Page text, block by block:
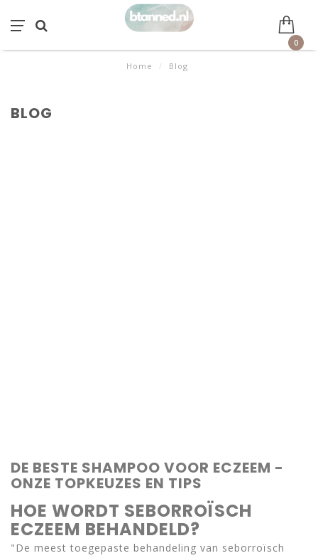
0
Home / Blog
BLOG
DE BESTE SHAMPOO VOOR ECZEEM -
ONZE TOPKEUZES EN TIPS
HOE WORDT SEBORROÏSCH
ECZEEM BEHANDELD?
"De meest toegepaste behandeling van seborroïsch